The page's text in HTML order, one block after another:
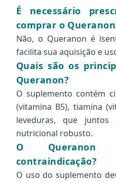
É necessário
comprar o
Não, o Queranon é
facilita sua aquisição e
Quais são os
Queranon?
O suplemento contém
(vitamina B5), tiamina
leveduras, que
nutricional robusto.
O Queranon
contraindicação?
O uso do suplemento